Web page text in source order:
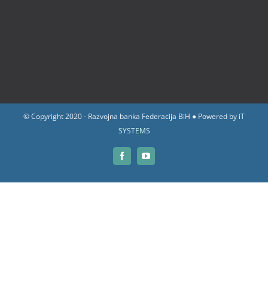
© Copyright 2020 - Razvojna banka Federacija BiH ● Powered by iT
SYSTEMS
FacebookYouTube